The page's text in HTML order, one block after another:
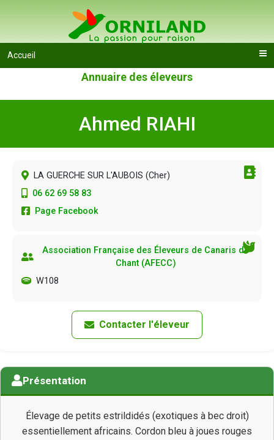
Accueil
Annuaire des éleveurs
Ahmed RIAHI
LA GUERCHE SUR L'AUBOIS (Cher)
06 62 69 58 83
Page Facebook
Association Française des Éleveurs de Canaris de
Chant (AFECC)
W108
Contacter l'éleveur
Présentation
Élevage de petits estrildidés (exotiques à bec droit)
essentiellement africains. Cordon bleu à joues rouges